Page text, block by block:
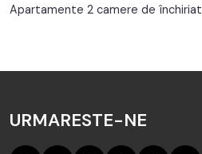
Apartamente 2 camere de închiriat
URMARESTE-NE